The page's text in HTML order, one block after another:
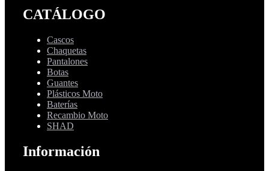
CATÁLOGO
Cascos
Chaquetas
Pantalones
Botas
Guantes
Plásticos Moto
Baterías
Recambio Moto
SHAD
Información